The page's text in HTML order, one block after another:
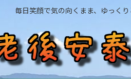
毎日笑顔で気の向くまま、ゆっく